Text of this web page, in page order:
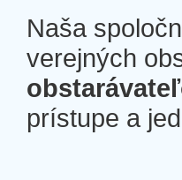
Naša
verejných
prístupe a